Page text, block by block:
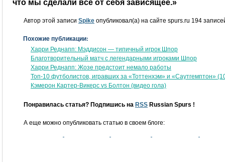
что мы сделали всё от себя зависящее.»
Автор этой записи Spike опубликовал(а) на сайте spurs.ru 194
Похожие публикации:
Харри Реднапп: Мэддисон — типичный игрок Шпор
Благотворительный матч с легендарными игроками Шпор
Харри Реднапп: Жозе предстоит немало работы
Топ-10 футболистов, игравших за «Тоттенхэм» и «Саутгемптон»
Кэмерон Картер-Викерс vs Болтон (видео гола)
Понравилась статья? Подпишись на RSS Russian Spurs !
А еще можно опубликовать статью в своем блоге: